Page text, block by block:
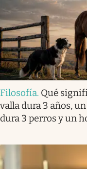
Filosofía. Qué
valla dura 3 años,
dura 3 perros y un